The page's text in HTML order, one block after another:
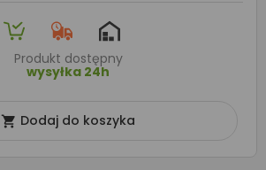
Produkt dostępny
wysyłka 24h
 Dodaj do koszyka